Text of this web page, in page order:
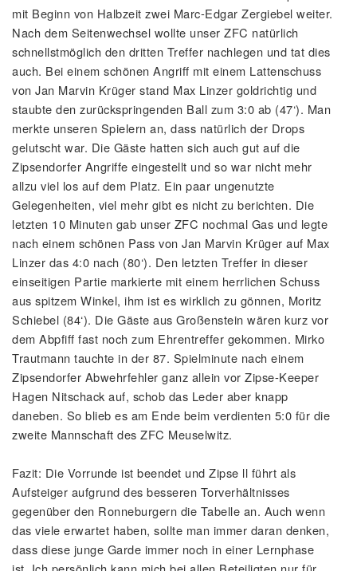
mit Beginn von Halbzeit zwei Marc-Edgar Zergiebel weiter.
Nach dem Seitenwechsel wollte unser ZFC natürlich
schnellstmöglich den dritten Treffer nachlegen und tat dies
auch. Bei einem schönen Angriff mit einem Lattenschuss
von Jan Marvin Krüger stand Max Linzer goldrichtig und
staubte den zurückspringenden Ball zum 3:0 ab (47‘). Man
merkte unseren Spielern an, dass natürlich der Drops
gelutscht war. Die Gäste hatten sich auch gut auf die
Zipsendorfer Angriffe eingestellt und so war nicht mehr
allzu viel los auf dem Platz. Ein paar ungenutzte
Gelegenheiten, viel mehr gibt es nicht zu berichten. Die
letzten 10 Minuten gab unser ZFC nochmal Gas und legte
nach einem schönen Pass von Jan Marvin Krüger auf Max
Linzer das 4:0 nach (80‘). Den letzten Treffer in dieser
einseitigen Partie markierte mit einem herrlichen Schuss
aus spitzem Winkel, ihm ist es wirklich zu gönnen, Moritz
Schiebel (84‘). Die Gäste aus Großenstein wären kurz vor
dem Abpfiff fast noch zum Ehrentreffer gekommen. Mirko
Trautmann tauchte in der 87. Spielminute nach einem
Zipsendorfer Abwehrfehler ganz allein vor Zipse-Keeper
Hagen Nitschack auf, schob das Leder aber knapp
daneben. So blieb es am Ende beim verdienten 5:0 für die
zweite Mannschaft des ZFC Meuselwitz.
Fazit: Die Vorrunde ist beendet und Zipse ll führt als
Aufsteiger aufgrund des besseren Torverhältnisses
gegenüber den Ronneburgern die Tabelle an. Auch wenn
das viele erwartet haben, sollte man immer daran denken,
dass diese junge Garde immer noch in einer Lernphase